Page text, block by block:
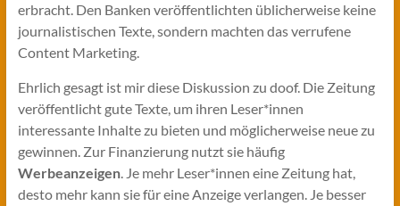
erbracht. Den Banken veröffentlichten üblicherweise keine
journalistischen Texte, sondern machten das verrufene
Content Marketing.
Ehrlich gesagt ist mir diese Diskussion zu doof. Die Zeitung
veröffentlicht gute Texte, um ihren Leser*innen
interessante Inhalte zu bieten und möglicherweise neue zu
gewinnen. Zur Finanzierung nutzt sie häufig
Werbeanzeigen. Je mehr Leser*innen eine Zeitung hat,
desto mehr kann sie für eine Anzeige verlangen. Je besser